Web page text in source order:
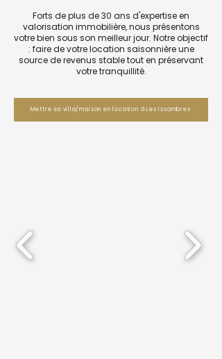
Forts de plus de 30 ans d'expertise en
valorisation immobilière, nous présentons
votre bien sous son meilleur jour. Notre objectif
: faire de votre location saisonnière une
source de revenus stable tout en préservant
votre tranquillité.
Mettre sa villa/maison en location à Les Issambres